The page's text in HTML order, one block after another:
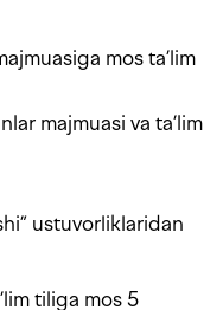
mos ta’lim
majmuasi va ta’lim
ustuvorliklaridan
tiliga mos 5